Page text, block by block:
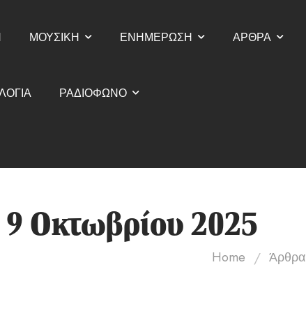
ΜΟΥΣΙΚΗ ΕΝΗΜΕΡΩΣΗ ΑΡΘΡΑ
ΡΑΔΙΟΦΩΝΟ
Οκτωβρίου 2025
Home / Άρθρα